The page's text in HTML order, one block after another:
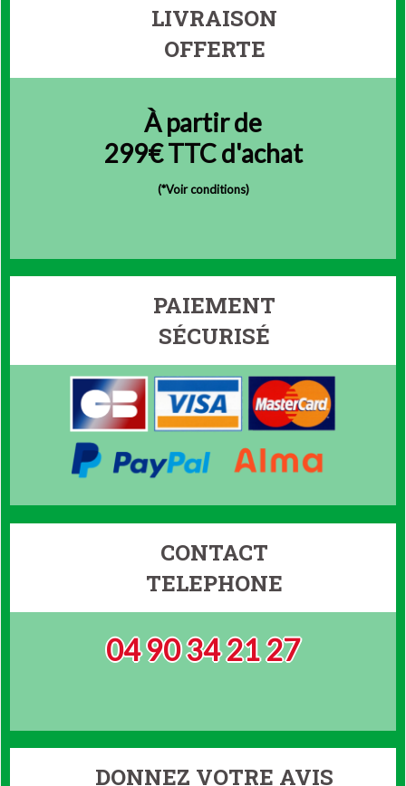
LIVRAISON
OFFERTE
À partir de
299€ TTC d'achat
(*Voir conditions)
PAIEMENT
SÉCURISÉ
CONTACT
TELEPHONE
04 90 34 21 27
DONNEZ VOTRE AVIS